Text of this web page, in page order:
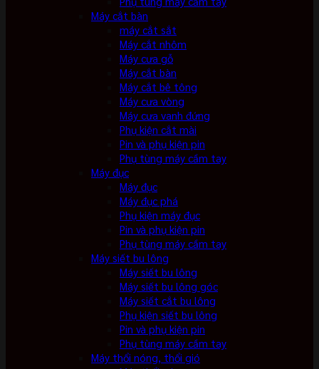
Máy cắt bàn
máy cắt sắt
Máy cắt nhôm
Máy cưa gỗ
Máy cắt bàn
Máy cắt bê tông
Máy cưa vòng
Máy cưa vanh đứng
Phụ kiện cắt mài
Pin và phụ kiện pin
Phụ tùng máy cầm tay
Máy đục
Máy đục
Máy đục phá
Phụ kiện máy đục
Pin và phụ kiện pin
Phụ tùng máy cầm tay
Máy siết bu lông
Máy siết bu lông
Máy siết bu lông góc
Máy siết cắt bu lông
Phụ kiện siết bu lông
Pin và phụ kiện pin
Phụ tùng máy cầm tay
Máy thổi nóng, thổi gió